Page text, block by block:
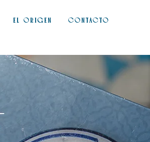
EL ORIGEN CONTACTO